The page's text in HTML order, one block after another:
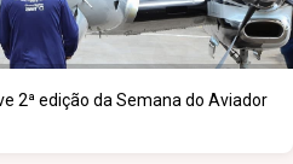
2ª edição da Semana do Aviador